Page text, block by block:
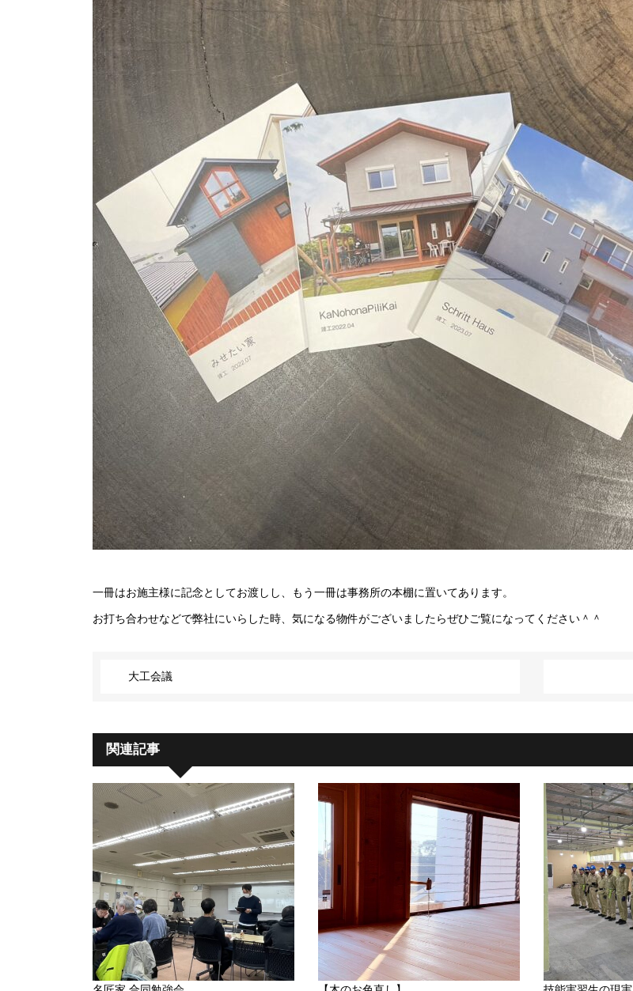
一冊はお施主様に記念としてお渡しし、もう一冊は事務所の本棚に置いてあります。
お打ち合わせなどで弊社にいらした時、気になる物件がございましたらぜひご覧になってください＾＾
大工会議
関連記事